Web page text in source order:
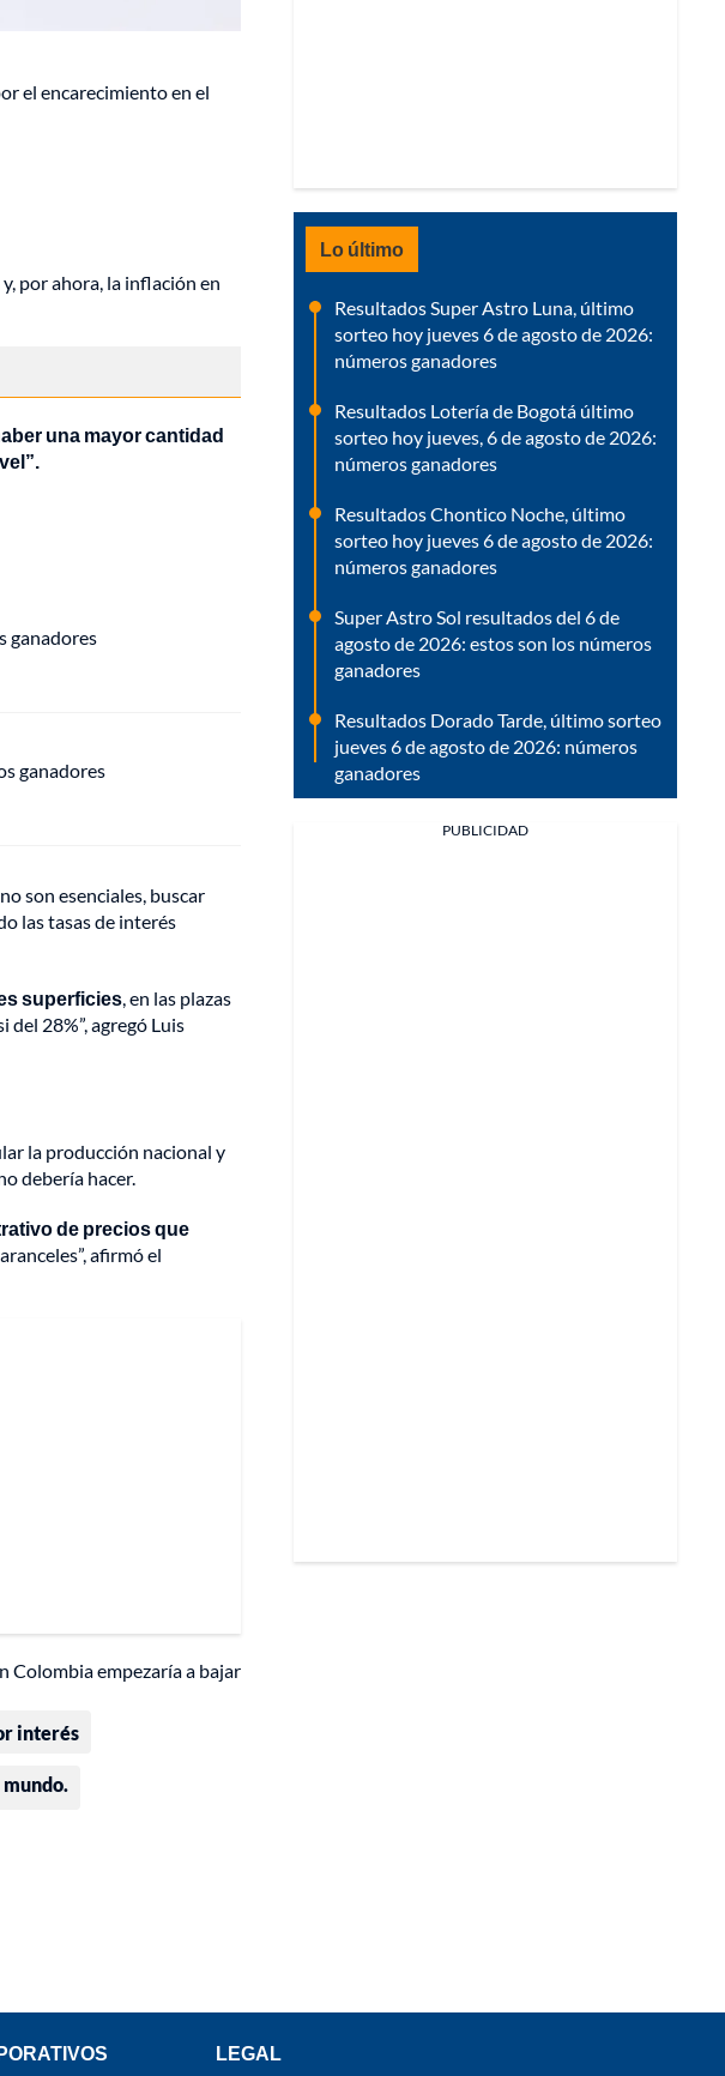
el encarecimiento en el
por ahora, la inflación en
una mayor cantidad
ganadores
ganadores
son esenciales, buscar
las tasas de interés
superficies, en las plazas
28%”, agregó Luis
la producción nacional y
debería hacer.
de precios que
afirmó el
Colombia empezaría a bajar
interés
Lo último
Resultados Super Astro Luna, último
sorteo hoy jueves 6 de agosto de 2026:
números ganadores
Resultados Lotería de Bogotá último
sorteo hoy jueves, 6 de agosto de 2026:
números ganadores
Resultados Chontico Noche, último
sorteo hoy jueves 6 de agosto de 2026:
números ganadores
Super Astro Sol resultados del 6 de
agosto de 2026: estos son los números
ganadores
Resultados Dorado Tarde, último sorteo
jueves 6 de agosto de 2026: números
ganadores
PUBLICIDAD
LEGAL